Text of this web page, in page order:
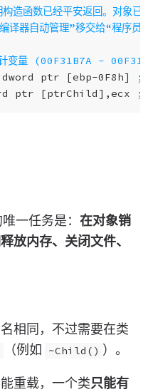
dword ptr [ebp-0F8h]
ptr [ptrChild],ecx
一任务是： 在对象销
放内存、关闭文件、
相同，不过需要在类
（例如 ~Child() ）。
重载，一个类只能有